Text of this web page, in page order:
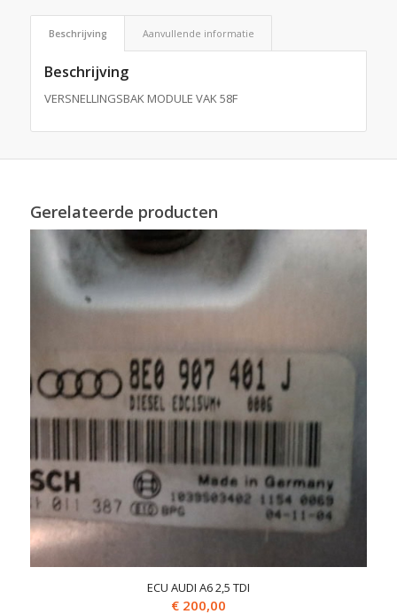
Beschrijving Aanvullende informatie
Beschrijving
VERSNELLINGSBAK MODULE VAK 58F
Gerelateerde producten
ECU AUDI A6 2,5 TDI
€200,00